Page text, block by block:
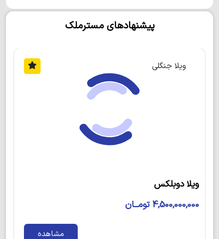
روستای ونوشچه ویژگی‌هایی دارد؟
روستایی توریستی در مازندران است که
آباد و رویان در همسایگی این روستا واقع شده‌اند.روستای
ونوشاز آن دسته روستاهایی است که از لحاظ دسترسی
بسیار آسان می‌باشد. این روستای زیبا و پرطرفدار به رویان
و نوشهر بسیار نزدیک است و مسافران این شهرها حتما
اگر سری به این روستای خارق‌العاده بزنید، طبیعت بکر و
دیدنی آن شما را حیرت زده می‌کند. از جاذبه‌های طبیعی
این روستا می‌توان به آبشار ونوش در جنوب روستا اشاره
تا ارتفاعات علوی کلا حدود
6 کیلومتری فاصله دارد و به همین دلیل آبشارهای زیبایی را
پیشنهادهای مسترملک
5,800,000,000 تومــان